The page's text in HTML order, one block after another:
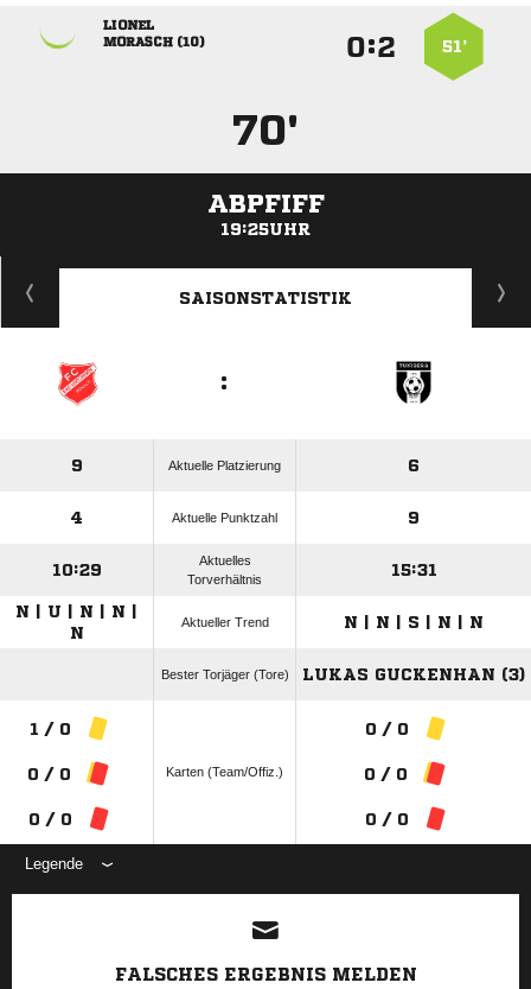
51’
:

 
70'
ABPFIFF
19:25UHR
ANZEIGE
SAISONSTATISTIK
:
9 Aktuelle Platzierung 6
4 Aktuelle Punktzahl 9
10:29
Aktuelles
Torverhältnis
15:31
N | U | N | N |
N
Aktueller Trend N | N | S | N | N
Bester Torjäger (Tore) LUKAS GUCKENHAN (3)
1 / 0
0 / 0
0 / 0
Karten (Team/Offiz.)
0 / 0
0 / 0
0 / 0
Legende
ANZEIGE
FALSCHES ERGEBNIS MELDEN